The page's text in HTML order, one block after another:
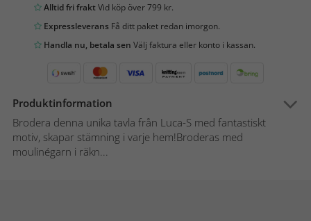
Alltid fri fraktVid köp över 799 kr.
Expressleverans Få ditt paket redan imorgon.
Handla nu, betala sen Välj faktura eller konto i kassan.
Produktinformation
Brodera denna unika tavla från Luca-S med fantastiskt
motiv, skapar stämning i varje hem!Broderas med
moulinégarn i räkn...